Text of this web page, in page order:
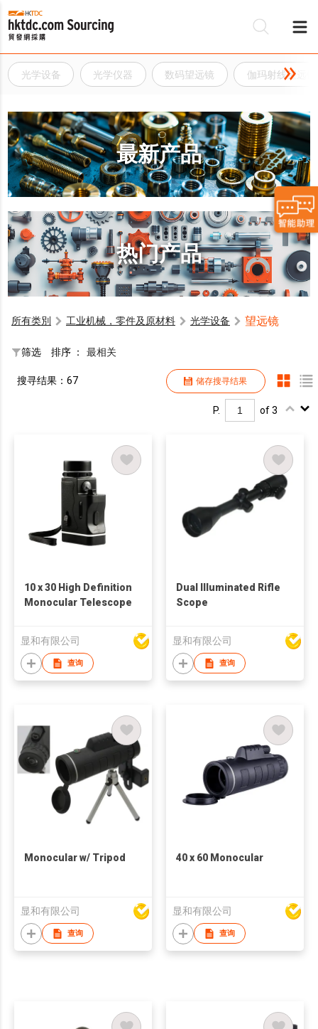
光学设备 光学仪器 数码望远镜 伽玛射线望远镜
最新产品
热门产品
所有类別 工业机械，零件及原材料 光学设备 望远镜
筛选 排序 ： 最相关
储存搜寻结果
搜寻结果：67
P. of 3
10 x 30 High Definition
Monocular Telescope
显和有限公司
查询
Dual Illuminated Rifle
Scope
显和有限公司
查询
Monocular w/ Tripod
显和有限公司
查询
40 x 60 Monocular
显和有限公司
查询